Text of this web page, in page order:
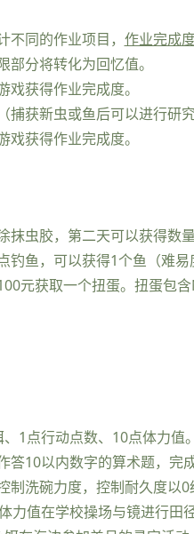
不同的作业项目， 作业完成
部分将转化为回忆值。
戏获得作业完成度。
捕获新虫或鱼后可以进行研
戏获得作业完成度。
抹虫胶，第二天可以获得数
钓鱼，可以获得1个鱼（难
元获取一个扭蛋。扭蛋包
1点行动点数、10点体力
答10以内数字的算术题，完
制洗碗力度，控制耐久度以
力值在学校操场与镜进行田